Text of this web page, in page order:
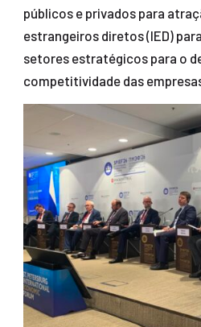
públicos e privados para
estrangeiros diretos (IED)
setores estratégicos para o
competitividade das